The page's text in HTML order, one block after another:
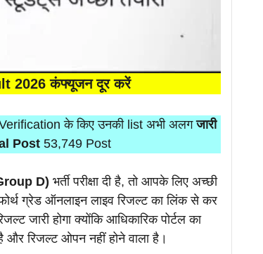
2026 कंफ्यूजन दूर करें
के किए उनकी list अभी अलगजारी
Post 53,749 Post
D) भर्ती परीक्षा दी है, तो आपके लिए अच्छी
ग्रेड ऑनलाइन लाइव रिजल्ट का लिंक से कर
जारी होगा क्योंकि आधिकारिक पोर्टल का
और रिजल्ट ओपन नहीं होने वाला है।